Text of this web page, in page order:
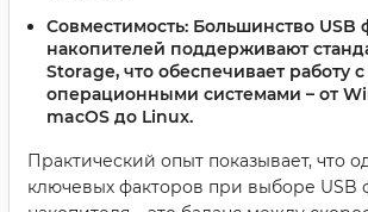
Совместимость: Большинство USB
накопителей поддерживают
Storage, что обеспечивает работу
операционными системами – от
macOS до Linux.
Практический опыт показывает, что
ключевых факторов при выборе USB